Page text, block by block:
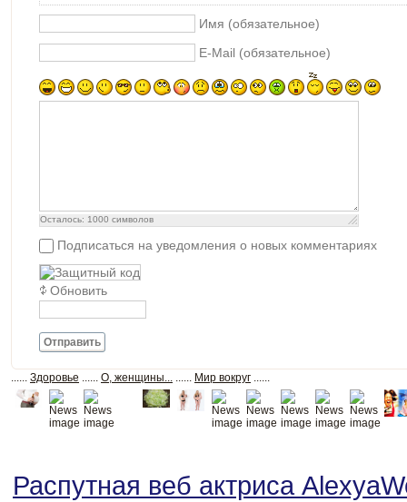
Имя (обязательное)
E-Mail (обязательное)
Осталось: 1000 символов
Подписаться на уведомления о новых комментариях
Обновить
Отправить
...... Здоровье ...... О, женщины... ...... Мир вокруг ......
Распутная веб актриса